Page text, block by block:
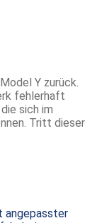
Y zurück.
fehlerhaft
sich im
Tritt dieser